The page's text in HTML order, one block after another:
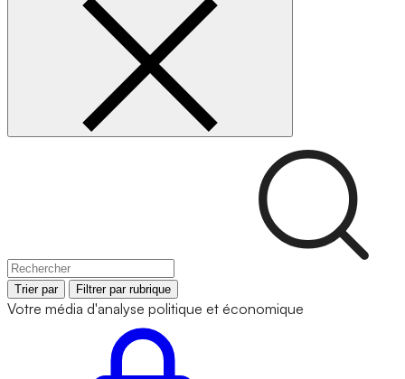
Trier par Filtrer par rubrique
Votre média d'analyse politique et économique